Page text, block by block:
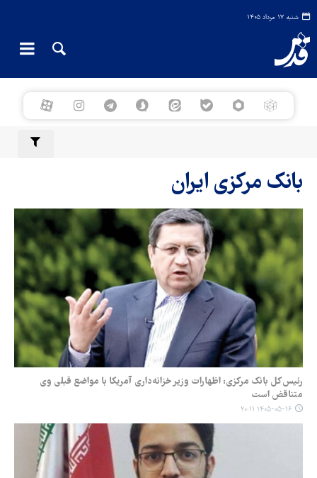
شنبه ۱۷ مرداد ۱۴۰۵
بانک مرکزی ایران
رئیس‌کل بانک مرکزی: اظهارات وزیر خزانه‌داری آمریکا با مواضع قبلی وی
متناقض است
۱۴۰۵-۰۵-۱۶ ۲۰:۱۱